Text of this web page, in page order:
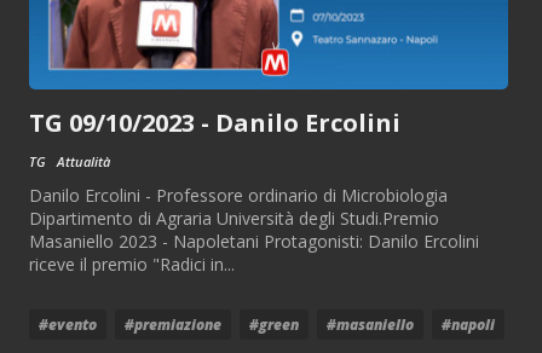
TG 09/10/2023 - Danilo Ercolini
TG Attualità
Danilo Ercolini - Professore ordinario di Microbiologia
Dipartimento di Agraria Università degli Studi.Premio
Masaniello 2023 - Napoletani Protagonisti: Danilo Ercolini
riceve il premio "Radici in...
#evento #premiazione #green #masaniello #napoli